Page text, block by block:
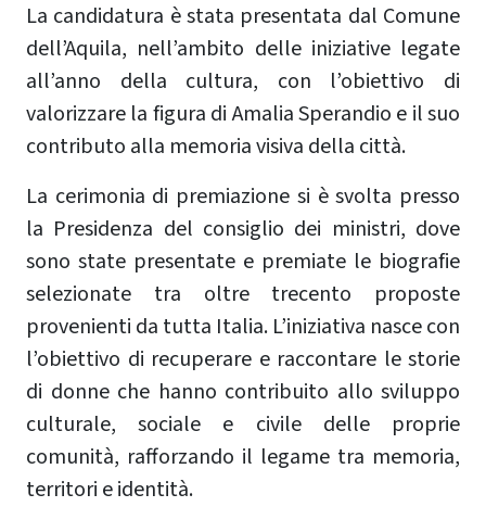
La candidatura è stata presentata dal Comune
dell’Aquila, nell’ambito delle iniziative legate
all’anno della cultura, con l’obiettivo di
valorizzare la figura di Amalia Sperandio e il suo
contributo alla memoria visiva della città.
La cerimonia di premiazione si è svolta presso
la Presidenza del consiglio dei ministri, dove
sono state presentate e premiate le biografie
selezionate tra oltre trecento proposte
provenienti da tutta Italia. L’iniziativa nasce con
l’obiettivo di recuperare e raccontare le storie
di donne che hanno contribuito allo sviluppo
culturale, sociale e civile delle proprie
comunità, rafforzando il legame tra memoria,
territori e identità.